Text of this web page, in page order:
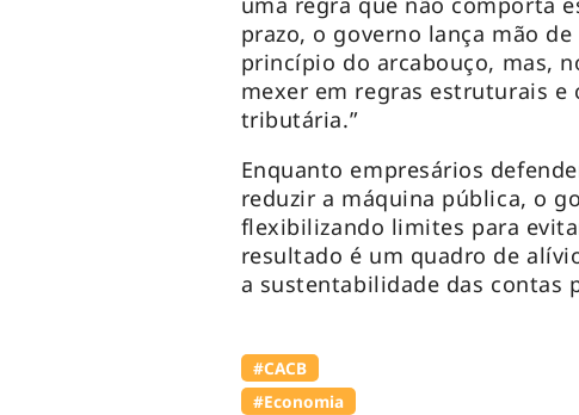
prazo, o governo lança mão
princípio do arcabouço, mas,
mexer em regras estruturais
tributária.”
Enquanto empresários
reduzir a máquina pública, o
flexibilizando limites para
resultado é um quadro de
a sustentabilidade das contas
#⁠CACB
#Economia